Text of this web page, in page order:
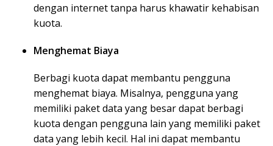
dengan internet tanpa harus khawatir kehabisan
kuota.
Menghemat Biaya
Berbagi kuota dapat membantu pengguna
menghemat biaya. Misalnya, pengguna yang
memiliki paket data yang besar dapat berbagi
kuota dengan pengguna lain yang memiliki paket
data yang lebih kecil. Hal ini dapat membantu